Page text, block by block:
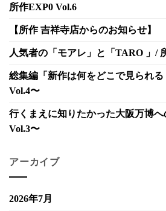
所作EXP0 Vol.6
【所作 吉祥寺店からのお知らせ】
人気者の「モアレ」と「TARO 」/
総集編「新作は何をどこで見られ
Vol.4〜
行くまえに知りたかった大阪万博
Vol.3〜
アーカイブ
2026年7月